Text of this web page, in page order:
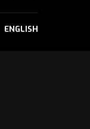
ENGLISH